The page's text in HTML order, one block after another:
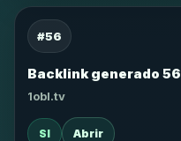
#56
Backlink generado 56
1obl.tv
SI Abrir